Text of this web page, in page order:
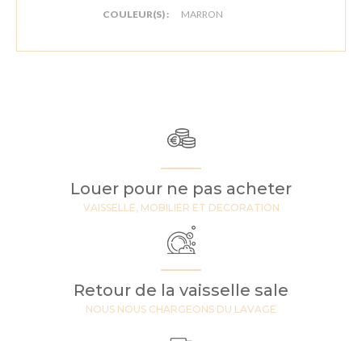
COULEUR(S) : MARRON
Louer pour ne pas acheter
VAISSELLE, MOBILIER ET DECORATION
Retour de la vaisselle sale
NOUS NOUS CHARGEONS DU LAVAGE